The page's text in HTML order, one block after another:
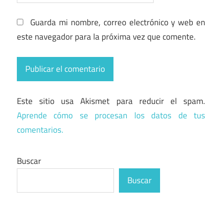
Guarda mi nombre, correo electrónico y web en
este navegador para la próxima vez que comente.
Este sitio usa Akismet para reducir el spam.
Aprende cómo se procesan los datos de tus
comentarios.
Buscar
Buscar